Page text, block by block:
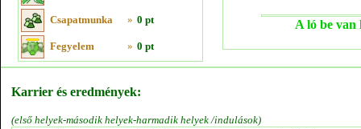
Csapatmunka » 0 pt
Fegyelem » 0 pt
A ló be van
Karrier és eredmények:
(első helyek-második helyek-harmadik helyek /indulások)